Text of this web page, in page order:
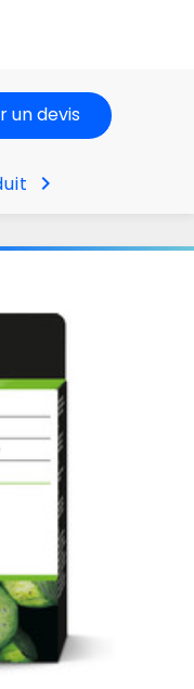
un devis
chevron_right